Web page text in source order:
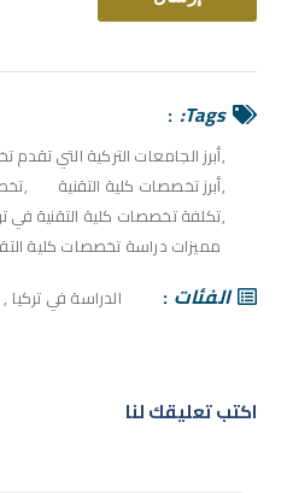
Tags:
أبرز الجامعات التركية التي تقدم
أبرز تخصصات كلية التقنية
تكلفة تخصصات كلية التقنية في
مميزات دراسة تخصصات كلية
الفئات الدراسة في تركيا ,
اكتب تعليقك لنا